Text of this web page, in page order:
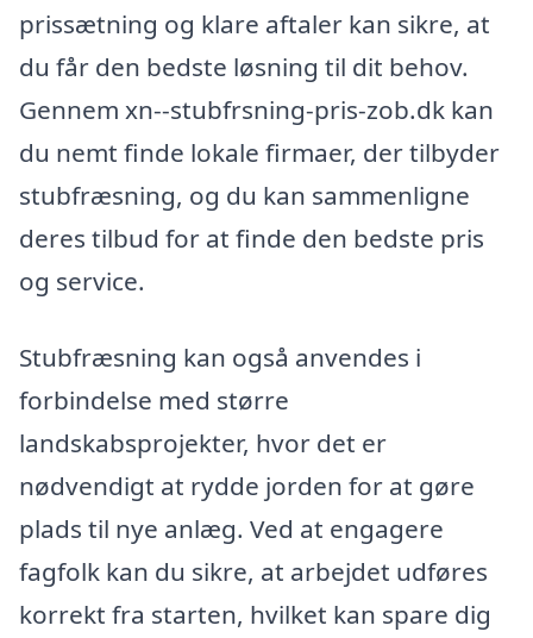
prissætning og klare aftaler kan sikre, at
du får den bedste løsning til dit behov.
Gennem xn--stubfrsning-pris-zob.dk kan
du nemt finde lokale firmaer, der tilbyder
stubfræsning, og du kan sammenligne
deres tilbud for at finde den bedste pris
og service.
Stubfræsning kan også anvendes i
forbindelse med større
landskabsprojekter, hvor det er
nødvendigt at rydde jorden for at gøre
plads til nye anlæg. Ved at engagere
fagfolk kan du sikre, at arbejdet udføres
korrekt fra starten, hvilket kan spare dig